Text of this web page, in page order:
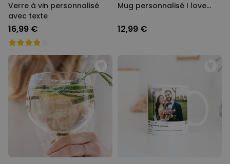
Verre à vin personnalisé
avec texte
16,99 €
Mug personnalisé I love…
12,99 €